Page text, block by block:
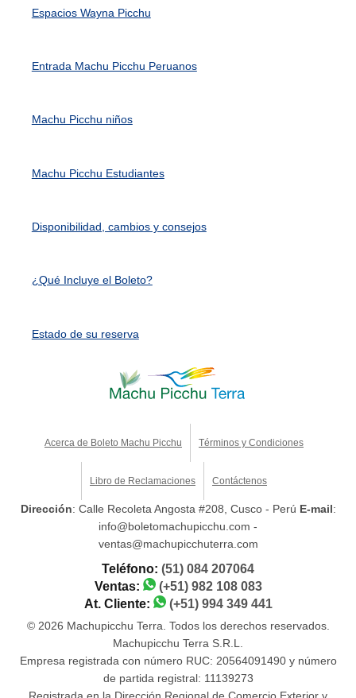
Espacios Wayna Picchu
Entrada Machu Picchu Peruanos
Machu Picchu niños
Machu Picchu Estudiantes
Disponibilidad, cambios y consejos
¿Qué Incluye el Boleto?
Estado de su reserva
Acerca de Boleto Machu Picchu Términos y Condiciones
Libro de Reclamaciones Contáctenos
Dirección: Calle Recoleta Angosta #208, Cusco - Perú E-mail:
info@boletomachupicchu.com -
ventas@machupicchuterra.com
Teléfono: (51) 084 207064
Ventas:
(+51) 982 108 083
At. Cliente:
(+51) 994 349 441
© 2026 Machupicchu Terra. Todos los derechos reservados.
Machupicchu Terra S.R.L.
Empresa registrada con número RUC: 20564091490 y número
de partida registral: 11139273
Registrada en la Dirección Regional de Comercio Exterior y